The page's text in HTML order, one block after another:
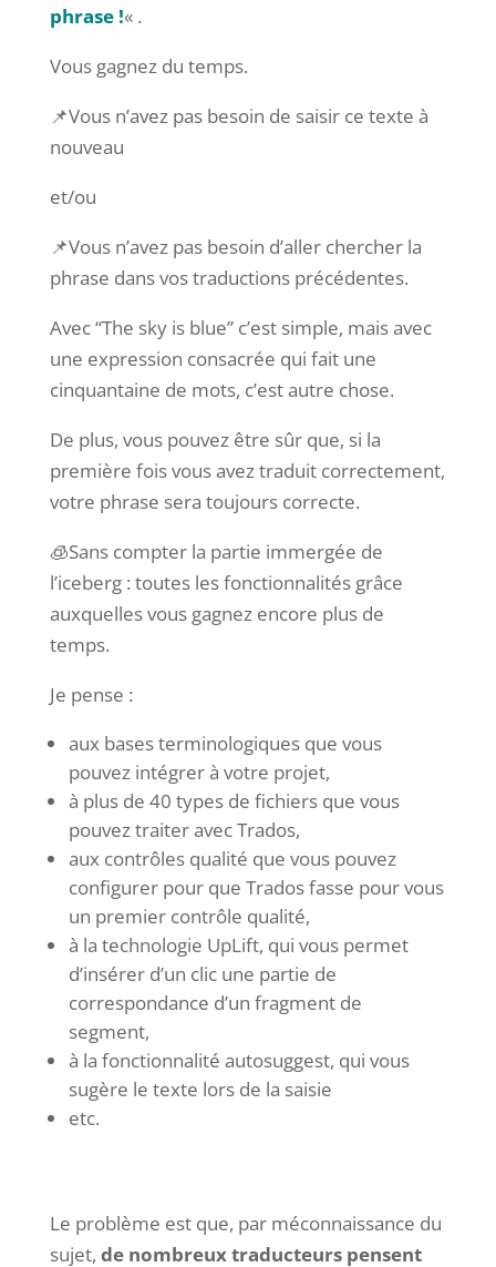
phrase !« .
Vous gagnez du temps.
📌Vous n’avez pas besoin de saisir ce texte à
nouveau
et/ou
📌Vous n’avez pas besoin d’aller chercher la
phrase dans vos traductions précédentes.
Avec “The sky is blue” c’est simple, mais avec
une expression consacrée qui fait une
cinquantaine de mots, c’est autre chose.
De plus, vous pouvez être sûr que, si la
première fois vous avez traduit correctement,
votre phrase sera toujours correcte.
🧊Sans compter la partie immergée de
l’iceberg : toutes les fonctionnalités grâce
auxquelles vous gagnez encore plus de
temps.
Je pense :
aux bases terminologiques que vous
pouvez intégrer à votre projet,
à plus de 40 types de fichiers que vous
pouvez traiter avec Trados,
aux contrôles qualité que vous pouvez
configurer pour que Trados fasse pour vous
un premier contrôle qualité,
à la technologie UpLift, qui vous permet
d’insérer d’un clic une partie de
correspondance d’un fragment de
segment,
à la fonctionnalité autosuggest, qui vous
sugère le texte lors de la saisie
etc.
Le problème est que, par méconnaissance du
sujet, de nombreux traducteurs pensent